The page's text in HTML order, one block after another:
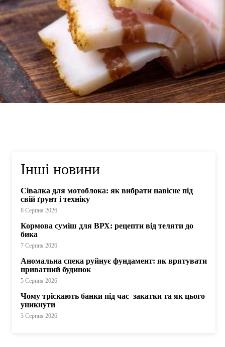
Інші новини
Сівалка для мотоблока: як вибрати навісне під
свій ґрунт і техніку
8 Серпня 2026
Кормова суміш для ВРХ: рецепти від теляти до
бика
7 Серпня 2026
Аномальна спека руйнує фундамент: як врятувати
приватний будинок
5 Серпня 2026
Чому тріскають банки під час закатки та як цього
уникнути
3 Серпня 2026